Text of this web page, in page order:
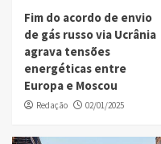
Fim do acordo de envio
de gás russo via Ucrânia
agrava tensões
energéticas entre
Europa e Moscou
Redação 02/01/2025